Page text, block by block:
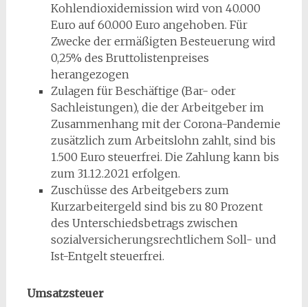
Kohlendioxidemission wird von 40.000
Euro auf 60.000 Euro angehoben. Für
Zwecke der ermäßigten Besteuerung wird
0,25% des Bruttolistenpreises
herangezogen
Zulagen für Beschäftige (Bar- oder
Sachleistungen), die der Arbeitgeber im
Zusammenhang mit der Corona-Pandemie
zusätzlich zum Arbeitslohn zahlt, sind bis
1.500 Euro steuerfrei. Die Zahlung kann bis
zum 31.12.2021 erfolgen.
Zuschüsse des Arbeitgebers zum
Kurzarbeitergeld sind bis zu 80 Prozent
des Unterschiedsbetrags zwischen
sozialversicherungsrechtlichem Soll- und
Ist-Entgelt steuerfrei.
Umsatzsteuer